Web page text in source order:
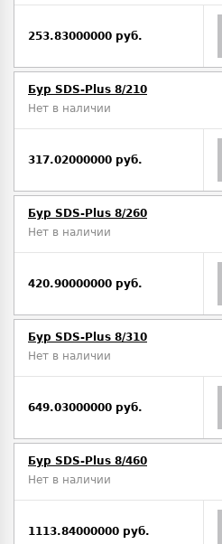
253.83000000 руб.
Бур SDS-Plus 8/210
Нет в наличии
317.02000000 руб.
Бур SDS-Plus 8/260
Нет в наличии
420.90000000 руб.
Бур SDS-Plus 8/310
Нет в наличии
649.03000000 руб.
Бур SDS-Plus 8/460
Нет в наличии
1113.84000000 руб.